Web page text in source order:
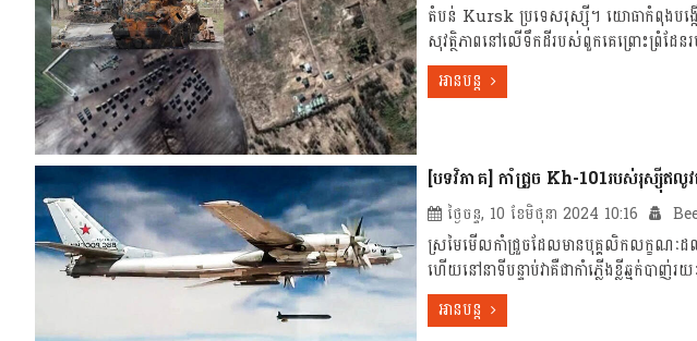
តំបន់ Kursk ប្រទេសរុស្ស៊ី។ យោធាកំពុងបង្ក
សុវត្ថិភាពនៅលើទឹកដីរបស់ពួកគេព្រោះ​ព្រំដែ
អានបន្ត
[បទវិភាគ] កាំជ្រួច Kh-101របស់រុស្ស៊ីឥលូ
ថ្ងៃចន្ទ, 10 ខែមិថុនា 2024 10:16
ស្រមៃមើលកាំជ្រួចដែលមានបុគ្គលិកលក្ខណៈដ
ហើយនៅនាទីបន្ទាប់វាគឺជាកាំភ្លើងខ្លីឆ្មក់បាញ់
អានបន្ត